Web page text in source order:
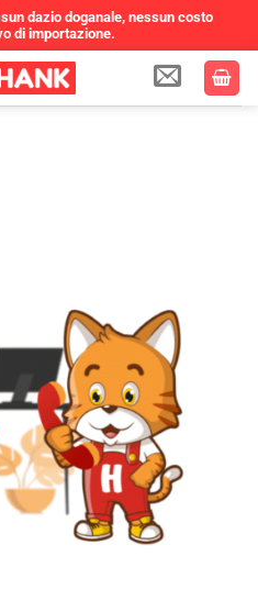
dazio doganale, nessun costo
di importazione.